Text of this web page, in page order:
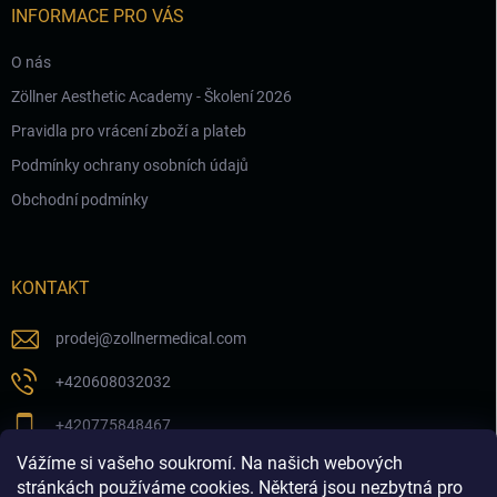
Vážíme si vašeho soukromí. Na našich webových
stránkách používáme cookies. Některá jsou nezbytná pro
INFORMACE PRO VÁS
O nás
Zöllner Aesthetic Academy - Školení 2026
Pravidla pro vrácení zboží a plateb
Podmínky ochrany osobních údajů
Obchodní podmínky
KONTAKT
prodej@zollnermedical.com
+420608032032
+420775848467
Sledujte nás na našem FB profilu